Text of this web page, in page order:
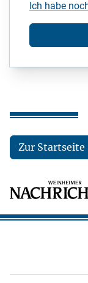
Ich habe
Zur Startseite